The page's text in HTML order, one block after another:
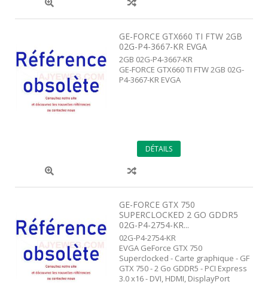
GE-FORCE GTX660 TI FTW 2GB
02G-P4-3667-KR EVGA
2GB 02G-P4-3667-KR
GE-FORCE GTX660 TI FTW 2GB 02G-
P4-3667-KR EVGA
DÉTAILS
GE-FORCE GTX 750
SUPERCLOCKED 2 GO GDDR5
02G-P4-2754-KR...
02G-P4-2754-KR
EVGA GeForce GTX 750
Superclocked - Carte graphique - GF
GTX 750 - 2 Go GDDR5 - PCI Express
3.0 x16 - DVI, HDMI, DisplayPort